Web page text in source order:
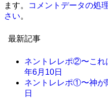
ます。
コメントデータの処
さい。
最新記事
ネントレレポ②〜これ
年6月10日
ネントレレポ①〜神が
日